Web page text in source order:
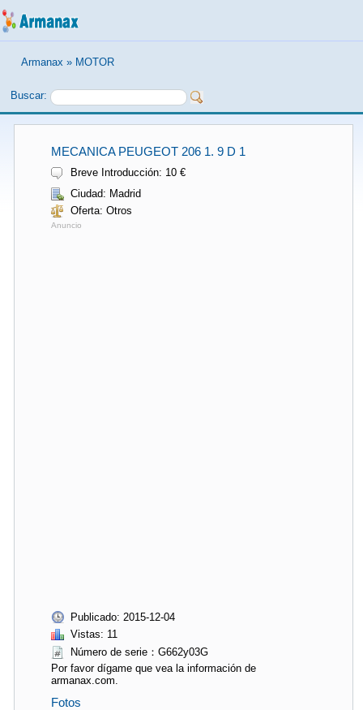
Armanax » MOTOR
Buscar:
MECANICA PEUGEOT 206 1. 9 D 1
Breve Introducción: 10 €
Ciudad: Madrid
Oferta: Otros
Anuncio
Publicado: 2015-12-04
Vistas: 11
Número de serie：G662y03G
Por favor dígame que vea la información de
armanax.com.
Fotos